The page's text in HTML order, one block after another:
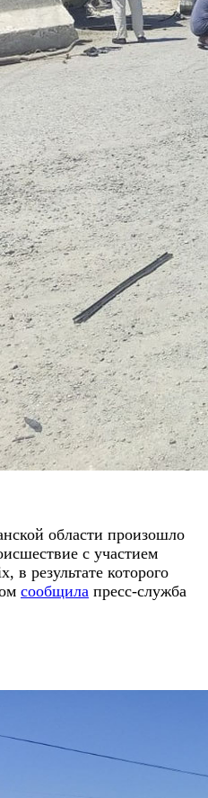
области произошло
с участием
в результате которого
сообщила пресс-служба